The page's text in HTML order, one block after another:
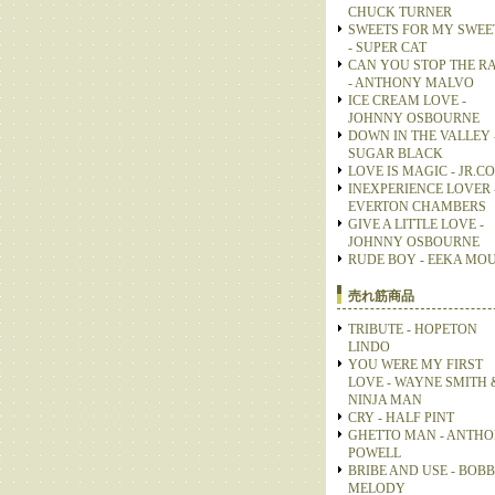
CHUCK TURNER
SWEETS FOR MY
- SUPER CAT
CAN YOU STOP THE
- ANTHONY MALVO
ICE CREAM LOVE -
JOHNNY OSBOURNE
DOWN IN THE VALLEY
SUGAR BLACK
LOVE IS MAGIC -
INEXPERIENCE LOVER
EVERTON CHAMBERS
GIVE A LITTLE LOVE -
JOHNNY OSBOURNE
RUDE BOY - EEKA
売れ筋商品
TRIBUTE - HOPETON
LINDO
YOU WERE MY FIRST
LOVE - WAYNE SMITH
NINJA MAN
CRY - HALF PINT
GHETTO MAN -
POWELL
BRIBE AND USE -
MELODY